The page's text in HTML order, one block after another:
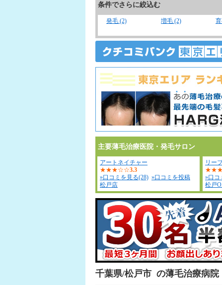
条件でさらに絞込む
発毛 (2) 増毛 (2)
主要薄毛治療医院・発毛サロン
アートネイチャー
★★★☆☆3.3
»口コミを見る(28) »口コミを投稿
松戸店
リー
»口コ
松戸
千葉県/松戸市 の薄毛治療病